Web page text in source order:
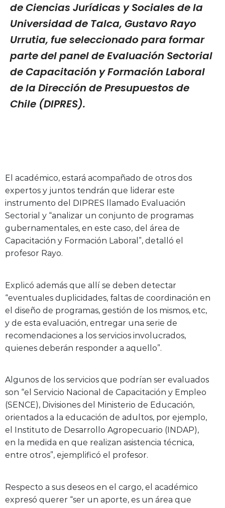
de Ciencias Jurídicas y Sociales de la
Universidad de Talca, Gustavo Rayo
Urrutia, fue seleccionado para formar
parte del panel de Evaluación Sectorial
de Capacitación y Formación Laboral
de la Dirección de Presupuestos de
Chile (DIPRES).
El académico, estará acompañado de otros dos
expertos y juntos tendrán que liderar este
instrumento del DIPRES llamado Evaluación
Sectorial y “analizar un conjunto de programas
gubernamentales, en este caso, del área de
Capacitación y Formación Laboral”, detalló el
profesor Rayo.
Explicó además que allí se deben detectar
“eventuales duplicidades, faltas de coordinación en
el diseño de programas, gestión de los mismos, etc,
y de esta evaluación, entregar una serie de
recomendaciones a los servicios involucrados,
quienes deberán responder a aquello”.
Algunos de los servicios que podrían ser evaluados
son “el Servicio Nacional de Capacitación y Empleo
(SENCE), Divisiones del Ministerio de Educación,
orientados a la educación de adultos, por ejemplo,
el Instituto de Desarrollo Agropecuario (INDAP),
en la medida en que realizan asistencia técnica,
entre otros”, ejemplificó el profesor.
Respecto a sus deseos en el cargo, el académico
expresó querer “ser un aporte, es un área que